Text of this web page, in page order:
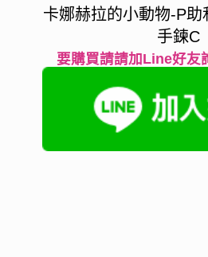
卡娜赫拉的小動物-P
手鍊C
要購買請請加Line好友